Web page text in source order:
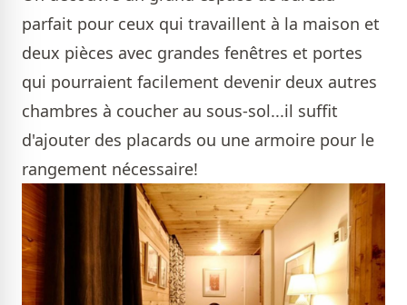
parfait pour ceux qui travaillent à la maison et
deux pièces avec grandes fenêtres et portes
qui pourraient facilement devenir deux autres
chambres à coucher au sous-sol...il suffit
d'ajouter des placards ou une armoire pour le
rangement nécessaire!